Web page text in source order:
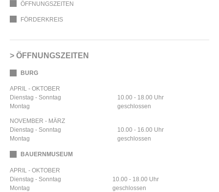
ÖFFNUNGSZEITEN
FÖRDERKREIS
ÖFFNUNGSZEITEN
BURG
APRIL - OKTOBER
Dienstag - Sonntag
Montag
10.00 - 18.00 Uhr
geschlossen
NOVEMBER - MÄRZ
Dienstag - Sonntag
Montag
10.00 - 16.00 Uhr
geschlossen
BAUERNMUSEUM
APRIL - OKTOBER
Dienstag - Sonntag
Montag
10.00 - 18.00 Uhr
geschlossen